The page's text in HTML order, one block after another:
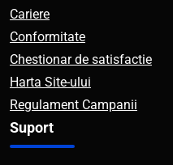
Cariere
Conformitate
Chestionar de satisfactie
Harta Site-ului
Regulament Campanii
Suport